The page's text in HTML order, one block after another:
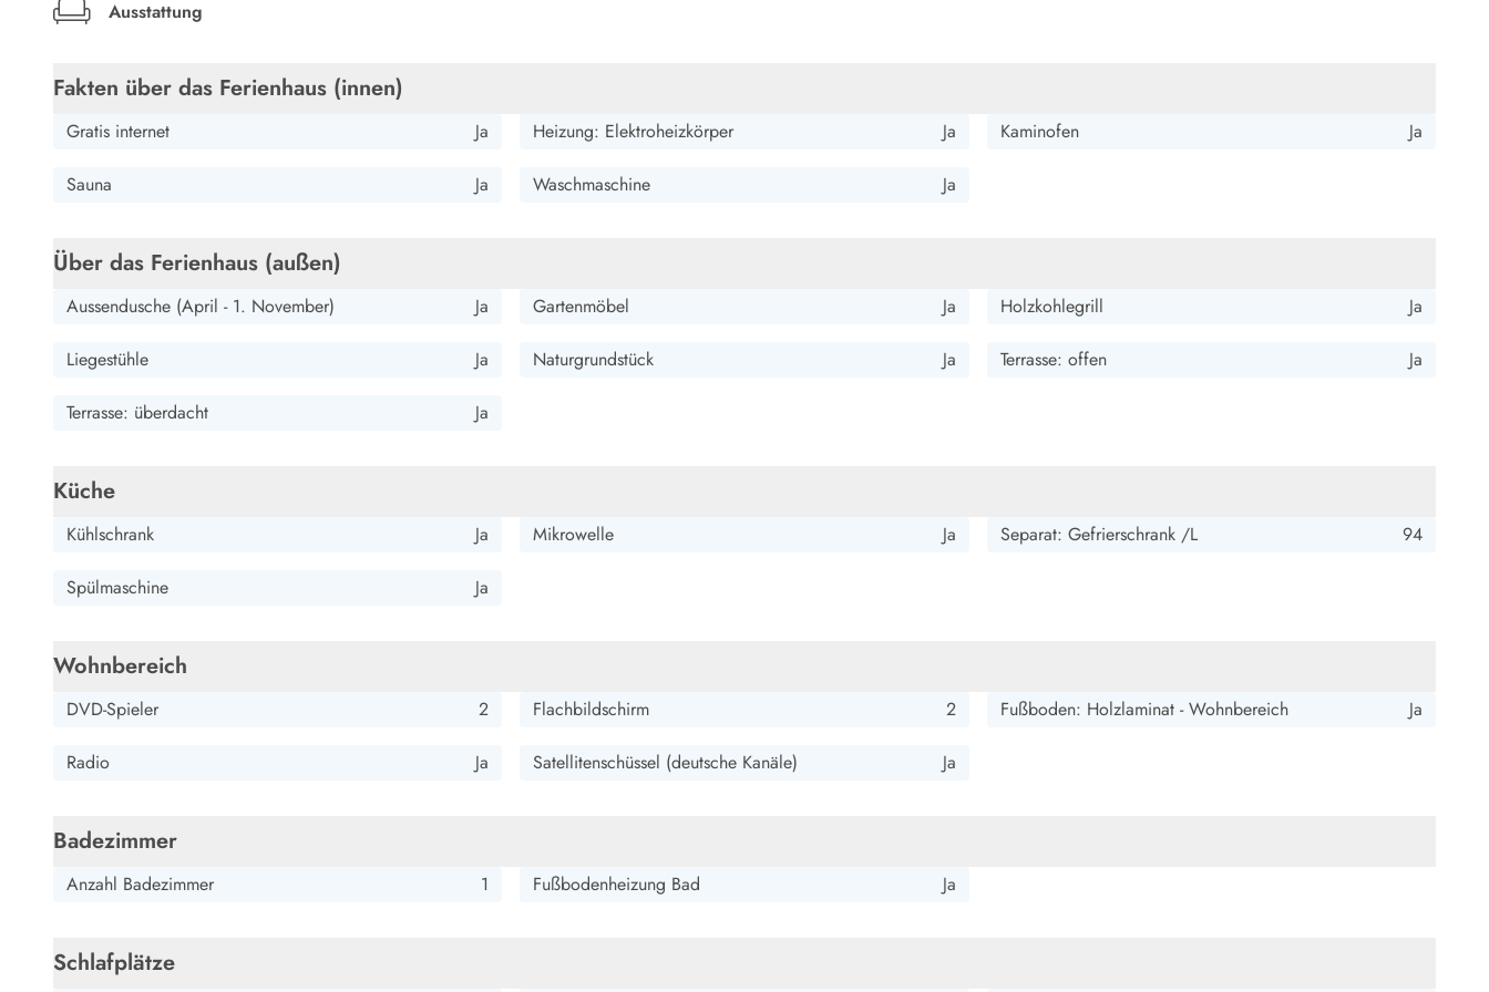
Kontakt & Öffnungszeiten
Über uns
Das sagen unsere Gäste
Sponsoren - Esmark unterstützt
Datenschutzerklärung
Impressum
Ausstattung
Fakten über das Ferienhaus (innen)
Gratis internet Ja Heizung: Elektroheizkörper Ja Kaminofen Ja
Sauna Ja Waschmaschine Ja
Über das Ferienhaus (außen)
Aussendusche (April - 1. November) Ja Gartenmöbel Ja Holzkohlegrill Ja
Liegestühle Ja Naturgrundstück Ja Terrasse: offen Ja
Terrasse: überdacht Ja
Küche
Kühlschrank Ja Mikrowelle Ja Separat: Gefrierschrank /L 94
Spülmaschine Ja
Wohnbereich
DVD-Spieler 2 Flachbildschirm 2 Fußboden: Holzlaminat - Wohnbereich Ja
Radio Ja Satellitenschüssel (deutsche Kanäle) Ja
Badezimmer
Anzahl Badezimmer 1 Fußbodenheizung Bad Ja
Schlafplätze